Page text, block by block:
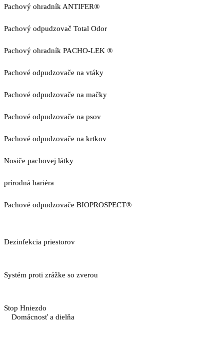
Pachový ohradník ANTIFER®
Pachový odpudzovač Total Odor
Pachový ohradník PACHO-LEK ®
Pachové odpudzovače na vtáky
Pachové odpudzovače na mačky
Pachové odpudzovače na psov
Pachové odpudzovače na krtkov
Nosiče pachovej látky
prírodná bariéra
Pachové odpudzovače BIOPROSPECT®
Dezinfekcia priestorov
Systém proti zrážke so zverou
Stop Hniezdo
Domácnosť a dielňa